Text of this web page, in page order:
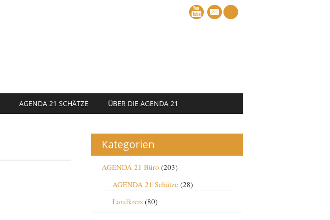
AGENDA 21 SCHÄTZE ÜBER DIE AGENDA 21
Kategorien
AGENDA 21 Büro (203)
AGENDA 21 Schätze(28)
Landkreis(80)